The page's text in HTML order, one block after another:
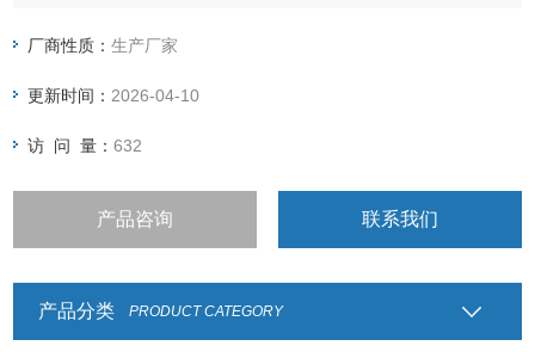
厂商性质：生产厂家
更新时间： 2026-04-10
访 问 量：632
产品咨询 联系我们
产品分类 PRODUCT CATEGORY